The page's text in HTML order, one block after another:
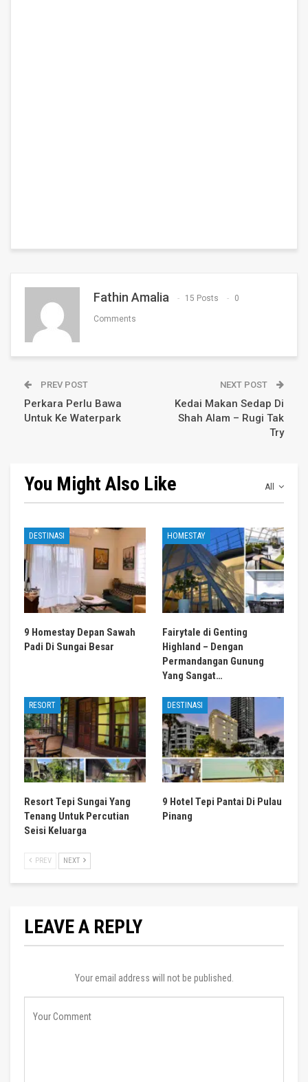
Fathin Amalia 15 Posts 0
Comments
PREV POST
Perkara Perlu Bawa
Untuk Ke Waterpark
NEXT POST
Kedai Makan Sedap Di
Shah Alam – Rugi Tak
Try
All
You Might Also Like
DESTINASI
9 Homestay Depan Sawah
Padi Di Sungai Besar
HOMESTAY
Fairytale di Genting
Highland – Dengan
Permandangan Gunung
Yang Sangat…
RESORT
Resort Tepi Sungai Yang
Tenang Untuk Percutian
Seisi Keluarga
DESTINASI
9 Hotel Tepi Pantai Di Pulau
Pinang
PREV NEXT
LEAVE A REPLY
Your email address will not be published.